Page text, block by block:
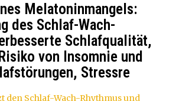
Melatoninmangels:
des Schlaf-Wach-
Schlafqualität,
von Insomnie und
Stressre
den Schlaf-Wach-Rhythmus und